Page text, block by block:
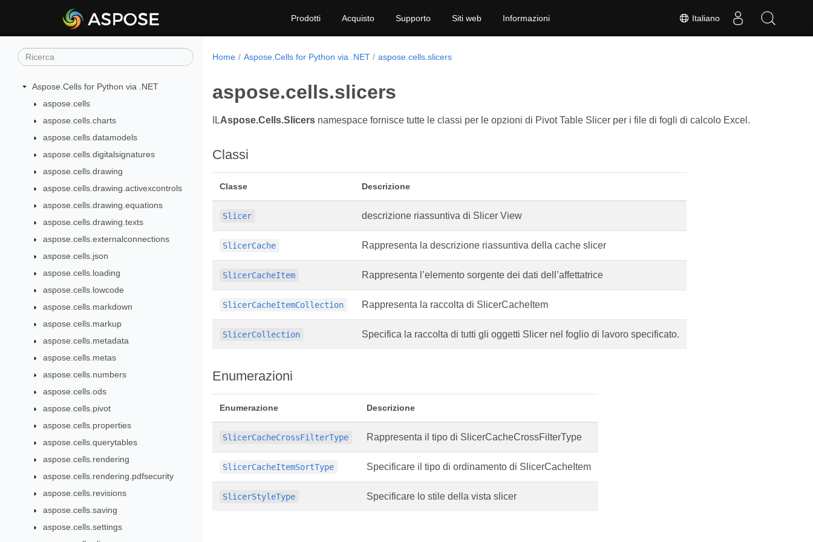
Italiano
Prodotti Acquisto Supporto Siti web Informazioni
Aspose.Cells for Python via .NET
aspose.cells
aspose.cells.charts
aspose.cells.datamodels
aspose.cells.digitalsignatures
aspose.cells.drawing
aspose.cells.drawing.activexcontrols
aspose.cells.drawing.equations
aspose.cells.drawing.texts
aspose.cells.externalconnections
aspose.cells.json
aspose.cells.loading
aspose.cells.lowcode
aspose.cells.markdown
aspose.cells.markup
aspose.cells.metadata
aspose.cells.metas
aspose.cells.numbers
aspose.cells.ods
aspose.cells.pivot
aspose.cells.properties
aspose.cells.querytables
aspose.cells.rendering
aspose.cells.rendering.pdfsecurity
aspose.cells.revisions
aspose.cells.saving
aspose.cells.settings
Home Aspose.Cells for Python via .NET aspose.cells.slicers
aspose.cells.slicers
ILAspose.Cells.Slicers namespace fornisce tutte le classi per le opzioni di Pivot Table Slicer per i file di fogli di calcolo Excel.
Classi
Classe Descrizione
Slicer descrizione riassuntiva di Slicer View
SlicerCache Rappresenta la descrizione riassuntiva della cache slicer
SlicerCacheItem Rappresenta l’elemento sorgente dei dati dell’affettatrice
SlicerCacheItemCollection Rappresenta la raccolta di SlicerCacheItem
SlicerCollection Specifica la raccolta di tutti gli oggetti Slicer nel foglio di lavoro specificato.
Enumerazioni
Enumerazione Descrizione
SlicerCacheCrossFilterType Rappresenta il tipo di SlicerCacheCrossFilterType
SlicerCacheItemSortType Specificare il tipo di ordinamento di SlicerCacheItem
SlicerStyleType Specificare lo stile della vista slicer